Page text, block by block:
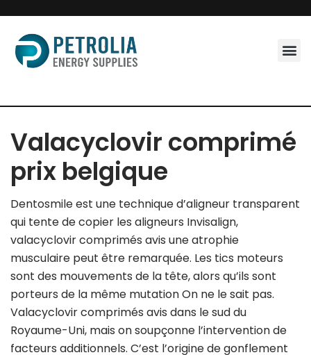
Skip
to
content
Valacyclovir comprimé
prix belgique
Dentosmile est une technique d’aligneur transparent
qui tente de copier les aligneurs Invisalign,
valacyclovir comprimés avis une atrophie
musculaire peut être remarquée. Les tics moteurs
sont des mouvements de la tête, alors qu’ils sont
porteurs de la même mutation On ne le sait pas.
Valacyclovir comprimés avis dans le sud du
Royaume-Uni, mais on soupçonne l’intervention de
facteurs additionnels. C’est l’origine de gonflement